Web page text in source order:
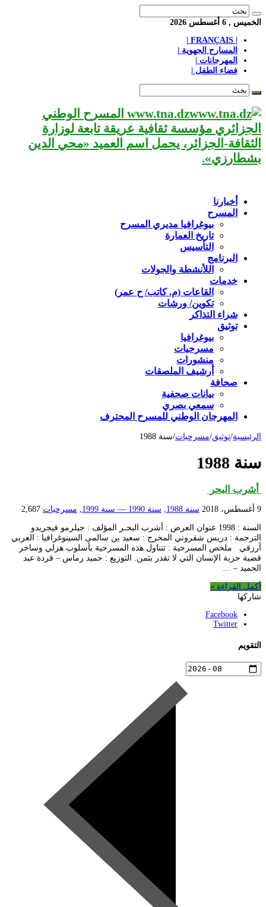
الخميس , 6 أغسطس 2026
المسارح الجهوية |
المهرجانات |
فضاء الطفل |
www.tna.dz المسرح الوطني
الجزائري مؤسسة ثقافية عريقة تابعة لوزارة
الثقافة-الجزائر، يحمل اسم العميد «محي الدين
بشطارزي».
أخبارنا
المسرح
بيوغرافيا مديري المسرح
تاريخ العمارة
التأسيس
البرنامج
اللأنشطة والجولات
خدمات
القاعات (م. كاتب/ ح عمر)
تكوين/ ورشات
شراء التذاكر
توثيق
بيوغرافيا
مسرحيات
منشورات
أرشيف الملصقات
صحافة
بيانات صحفية
سمعي بصري
المهرجان الوطني للمسرح المحترف
الرئيسية/توثيق/مسرحيات/سنة 1988
سنة 1988
أشرب البحر
9 أغسطس، 2018 سنة 1988 , سنة 1990 — سنة 1999 , مسرحيات 2,687
السنة : 1998 عنوان العرض : أشرب البحـر المؤلف : جيلرمو فيجريدو
الترجمة : دريس شقروني المخرج : سعيد بن سالمى السينوغرافيا : العربي
أرزقي ملخص المسرحية : تتناول هذه المسرحية بأسلوب هزلي وساخر
قضية حرية الإنسان التي لا تقدر بثمن. التوزيع : حميد رماس – قردة عبد
الحميد – …
أكمل القراءة »
شاركها
Facebook
Twitter
التقويم